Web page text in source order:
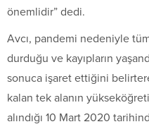
önemlidir” dedi.
Avcı, pandemi nedeniyle
durduğu ve kayıpların
sonuca işaret ettiğini
kalan tek alanın
alındığı 10 Mart 2020